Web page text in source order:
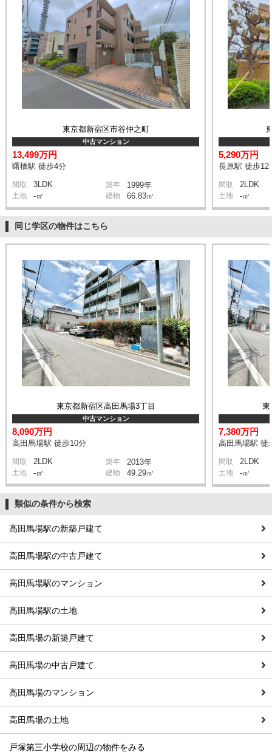
東京都新宿区市谷仲之町
中古マンション
13,499万円
曙橋駅 徒歩4分
間取 3LDK 築年 1999年
土地 -㎡ 建物 66.83㎡
5,290万円
長原駅 徒歩12
間取 2LDK
土地 -㎡
同じ学区の物件はこちら
東京都新宿区高田馬場3丁目
中古マンション
8,090万円
高田馬場駅 徒歩10分
間取 2LDK 築年 2013年
土地 -㎡ 建物 49.29㎡
東
7,380万円
高田馬場駅 徒
間取 2LDK
土地 -㎡
類似の条件から検索
高田馬場駅の新築戸建て
高田馬場駅の中古戸建て
高田馬場駅のマンション
高田馬場駅の土地
高田馬場の新築戸建て
高田馬場の中古戸建て
高田馬場のマンション
高田馬場の土地
戸塚第三小学校の周辺の物件をみる